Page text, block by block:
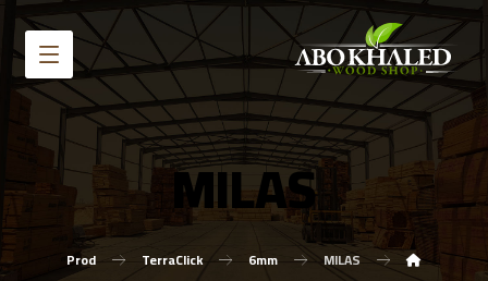
MILAS
Prod TerraClick 6mm MILAS